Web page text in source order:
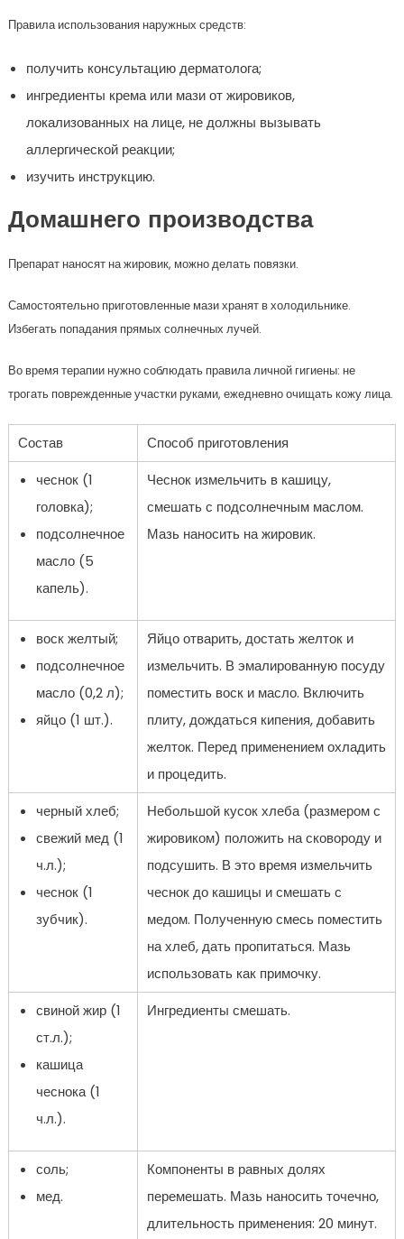
Правила использования наружных средств:
получить консультацию дерматолога;
ингредиенты крема или мази от жировиков,
локализованных на лице, не должны вызывать
аллергической реакции;
изучить инструкцию.
Домашнего производства
Препарат наносят на жировик, можно делать повязки.
Самостоятельно приготовленные мази хранят в холодильнике.
Избегать попадания прямых солнечных лучей.
Во время терапии нужно соблюдать правила личной гигиены: не
трогать поврежденные участки руками, ежедневно очищать кожу лица.
Состав
Способ приготовления
чеснок (1
головка);
подсолнечное
масло (5
капель).
Чеснок измельчить в кашицу,
смешать с подсолнечным маслом.
Мазь наносить на жировик.
воск желтый;
подсолнечное
масло (0,2 л);
яйцо (1 шт.).
Яйцо отварить, достать желток и
измельчить. В эмалированную посуду
поместить воск и масло. Включить
плиту, дождаться кипения, добавить
желток. Перед применением охладить
и процедить.
черный хлеб;
свежий мед (1
ч.л.);
чеснок (1
зубчик).
Небольшой кусок хлеба (размером с
жировиком) положить на сковороду и
подсушить. В это время измельчить
чеснок до кашицы и смешать с
медом. Полученную смесь поместить
на хлеб, дать пропитаться. Мазь
использовать как примочку.
свиной жир (1
ст.л.);
кашица
чеснока (1
ч.л.).
Ингредиенты смешать.
соль;
мед.
Компоненты в равных долях
перемешать. Мазь наносить точечно,
длительность применения: 20 минут.